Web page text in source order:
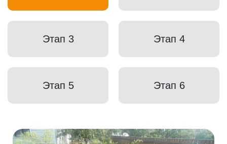
Этап 3 Этап 4
Этап 5 Этап 6